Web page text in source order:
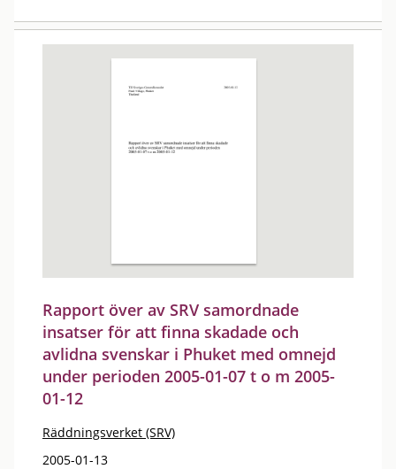
Rapport över av SRV samordnade
insatser för att finna skadade och
avlidna svenskar i Phuket med omnejd
under perioden 2005-01-07 t o m 2005-
01-12
Räddningsverket (SRV)
2005-01-13